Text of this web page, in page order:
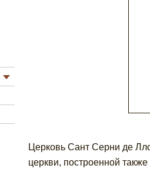
Церковь Сант Серни де
церкви, построенной